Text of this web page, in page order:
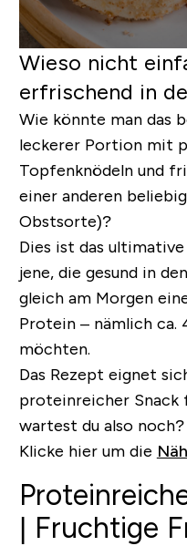
Wieso nicht
erfrischend in
Wie könnte man das
leckerer Portion mit
Topfenknödeln und
einer anderen
Obstsorte)?
Dies ist das
jene, die gesund in
gleich am Morgen
Protein – nämlich ca.
möchten.
Das Rezept eignet
proteinreicher Snack
wartest du also noch?
Klicke hier um die
| Fruchtige